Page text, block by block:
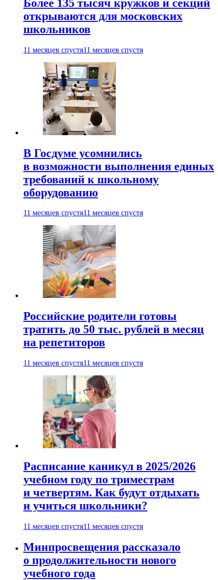
Более 135 тысяч кружков и секций
открываются для московских
школьников
11 месяцев спустя11 месяцев спустя
В Госдуме усомнились
в возможности выполнения единых
требований к школьному
оборудованию
11 месяцев спустя11 месяцев спустя
Российские родители готовы
тратить до 50 тыс. рублей в месяц
на репетиторов
11 месяцев спустя11 месяцев спустя
Расписание каникул в 2025/2026
учебном году по триместрам
и четвертям. Как будут отдыхать
и учиться школьники?
11 месяцев спустя11 месяцев спустя
Минпросвещения рассказало
о продолжительности нового
учебного года